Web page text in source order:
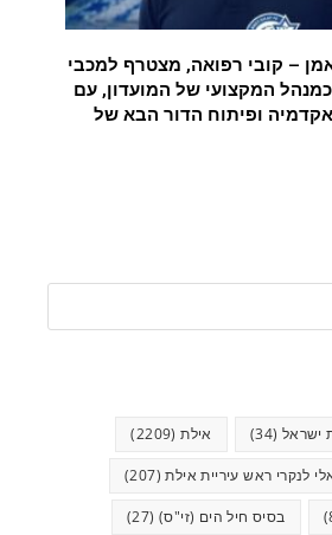
– קובי רפואה, מצטרף למכבי
המקצועי של המועדון, עם
ופיתוח הדור הבא של
ישראל (34) אילת(2209)
לנקרי ראש עיריית אילת(207)
בסיס חיל הים (זי"ס) (27)